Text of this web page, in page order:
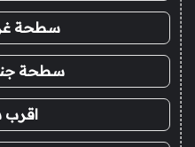
سطحة
سطحة